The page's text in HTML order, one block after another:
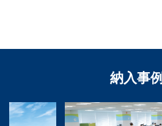
納入事例